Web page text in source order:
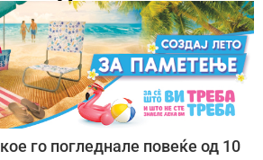
го погледнале повеќе од 10